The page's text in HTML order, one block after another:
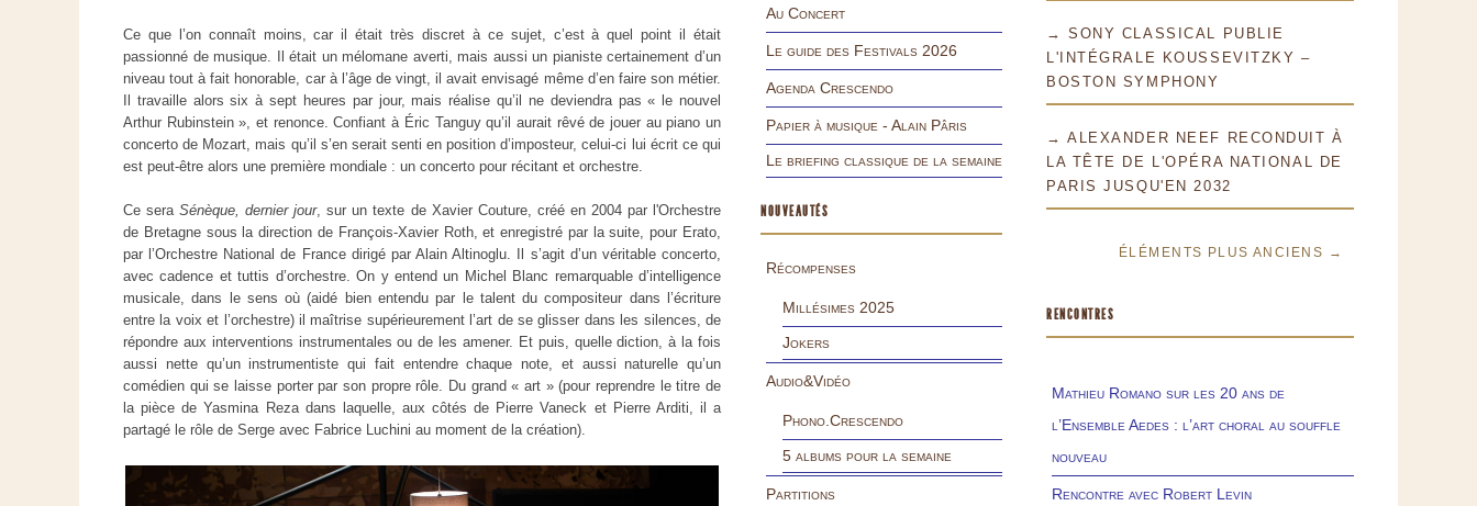
Ce que l’on connaît moins, car il était très discret à ce sujet, c’est à quel point il était
passionné de musique. Il était un mélomane averti, mais aussi un pianiste certainement d’un
niveau tout à fait honorable, car à l’âge de vingt, il avait envisagé même d’en faire son métier.
Il travaille alors six à sept heures par jour, mais réalise qu’il ne deviendra pas « le nouvel
Arthur Rubinstein », et renonce. Confiant à Éric Tanguy qu’il aurait rêvé de jouer au piano un
concerto de Mozart, mais qu’il s’en serait senti en position d’imposteur, celui-ci lui écrit ce qui
est peut-être alors une première mondiale : un concerto pour récitant et orchestre.
Ce seraSénèque, dernier jour, sur un texte de Xavier Couture, créé en 2004 par l'Orchestre
de Bretagne sous la direction de François-Xavier Roth, et enregistré par la suite, pour Erato,
par l’Orchestre National de France dirigé par Alain Altinoglu. Il s’agit d’un véritable concerto,
avec cadence et tuttis d’orchestre. On y entend un Michel Blanc remarquable d’intelligence
musicale, dans le sens où (aidé bien entendu par le talent du compositeur dans l’écriture
entre la voix et l’orchestre) il maîtrise supérieurement l’art de se glisser dans les silences, de
répondre aux interventions instrumentales ou de les amener. Et puis, quelle diction, à la fois
aussi nette qu’un instrumentiste qui fait entendre chaque note, et aussi naturelle qu’un
comédien qui se laisse porter par son propre rôle. Du grand « art » (pour reprendre le titre de
la pièce de Yasmina Reza dans laquelle, aux côtés de Pierre Vaneck et Pierre Arditi, il a
partagé le rôle de Serge avec Fabrice Luchini au moment de la création).
Au Concert
Le guide des Festivals 2026
Agenda Crescendo
Papier à musique - Alain Pâris
Le briefing classique de la semaine
NOUVEAUTÉS
Récompenses
Millésimes 2025
Jokers
Audio&Vidéo
Phono.Crescendo
5 albums pour la semaine
Partitions
→ SONY CLASSICAL PUBLIE
L'INTÉGRALE KOUSSEVITZKY –
BOSTON SYMPHONY
→ ALEXANDER NEEF RECONDUIT À
LA TÊTE DE L'OPÉRA NATIONAL DE
PARIS JUSQU'EN 2032
ÉLÉMENTS PLUS ANCIENS →
RENCONTRES
Mathieu Romano sur les 20 ans de
l’Ensemble Aedes : l’art choral au souffle
nouveau
Rencontre avec Robert Levin